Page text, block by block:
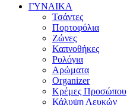
ΓΥΝΑΙΚΑ
Τσάντες
Πορτοφόλια
Ζώνες
Καπνοθήκες
Ρολόγια
Αρώματα
Organizer
Κρέμες Προσώπου
Κάλυψη Λευκών